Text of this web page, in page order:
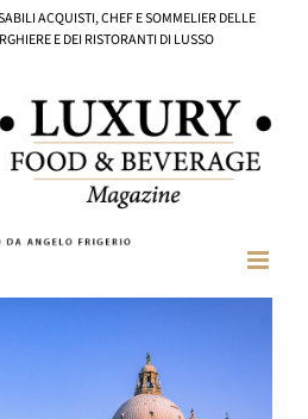
ACQUISTI, CHEF E SOMMELIER DELLE
E DEI RISTORANTI DI LUSSO